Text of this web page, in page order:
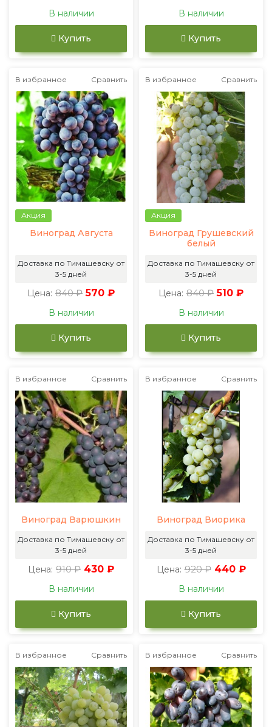
В наличии
Купить
В наличии
Купить
В избранное Сравнить
Акция
Виноград Августа
Доставка по Тимашевску от
3-5 дней
Цена: 840 ₽ 570 ₽
В наличии
Купить
В избранное Сравнить
Акция
Виноград Грушевский
белый
Доставка по Тимашевску от
3-5 дней
Цена: 840 ₽ 510 ₽
В наличии
Купить
В избранное Сравнить
Виноград Варюшкин
Доставка по Тимашевску от
3-5 дней
Цена: 910 ₽ 430 ₽
В наличии
Купить
В избранное Сравнить
Виноград Виорика
Доставка по Тимашевску от
3-5 дней
Цена: 920 ₽ 440 ₽
В наличии
Купить
В избранное Сравнить В избранное Сравнить